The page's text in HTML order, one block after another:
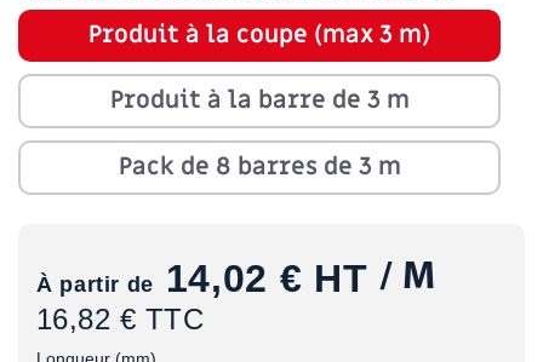
Produit à la coupe (max 3 m)
Produit à la barre de 3 m
Pack de 8 barres de 3 m
À partir de 14,02 € HT / M
16,82 € TTC